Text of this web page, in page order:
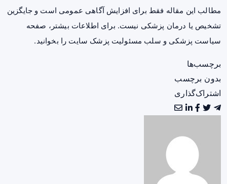
مطالب این مقاله فقط برای افزایش آگاهی عمومی است و جایگزین
تشخیص یا درمان پزشکی نیست. برای اطلاعات بیشتر، صفحه
سیاست پزشکی و سلب مسئولیت پزشک سایت را بخوانید.
برچسب‌ها
بدون برچسب
اشتراک‌گذاری